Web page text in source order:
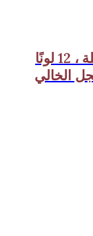
بوردو دياموند جل بوليش بالجملة ، 12 لونًا
الخالي